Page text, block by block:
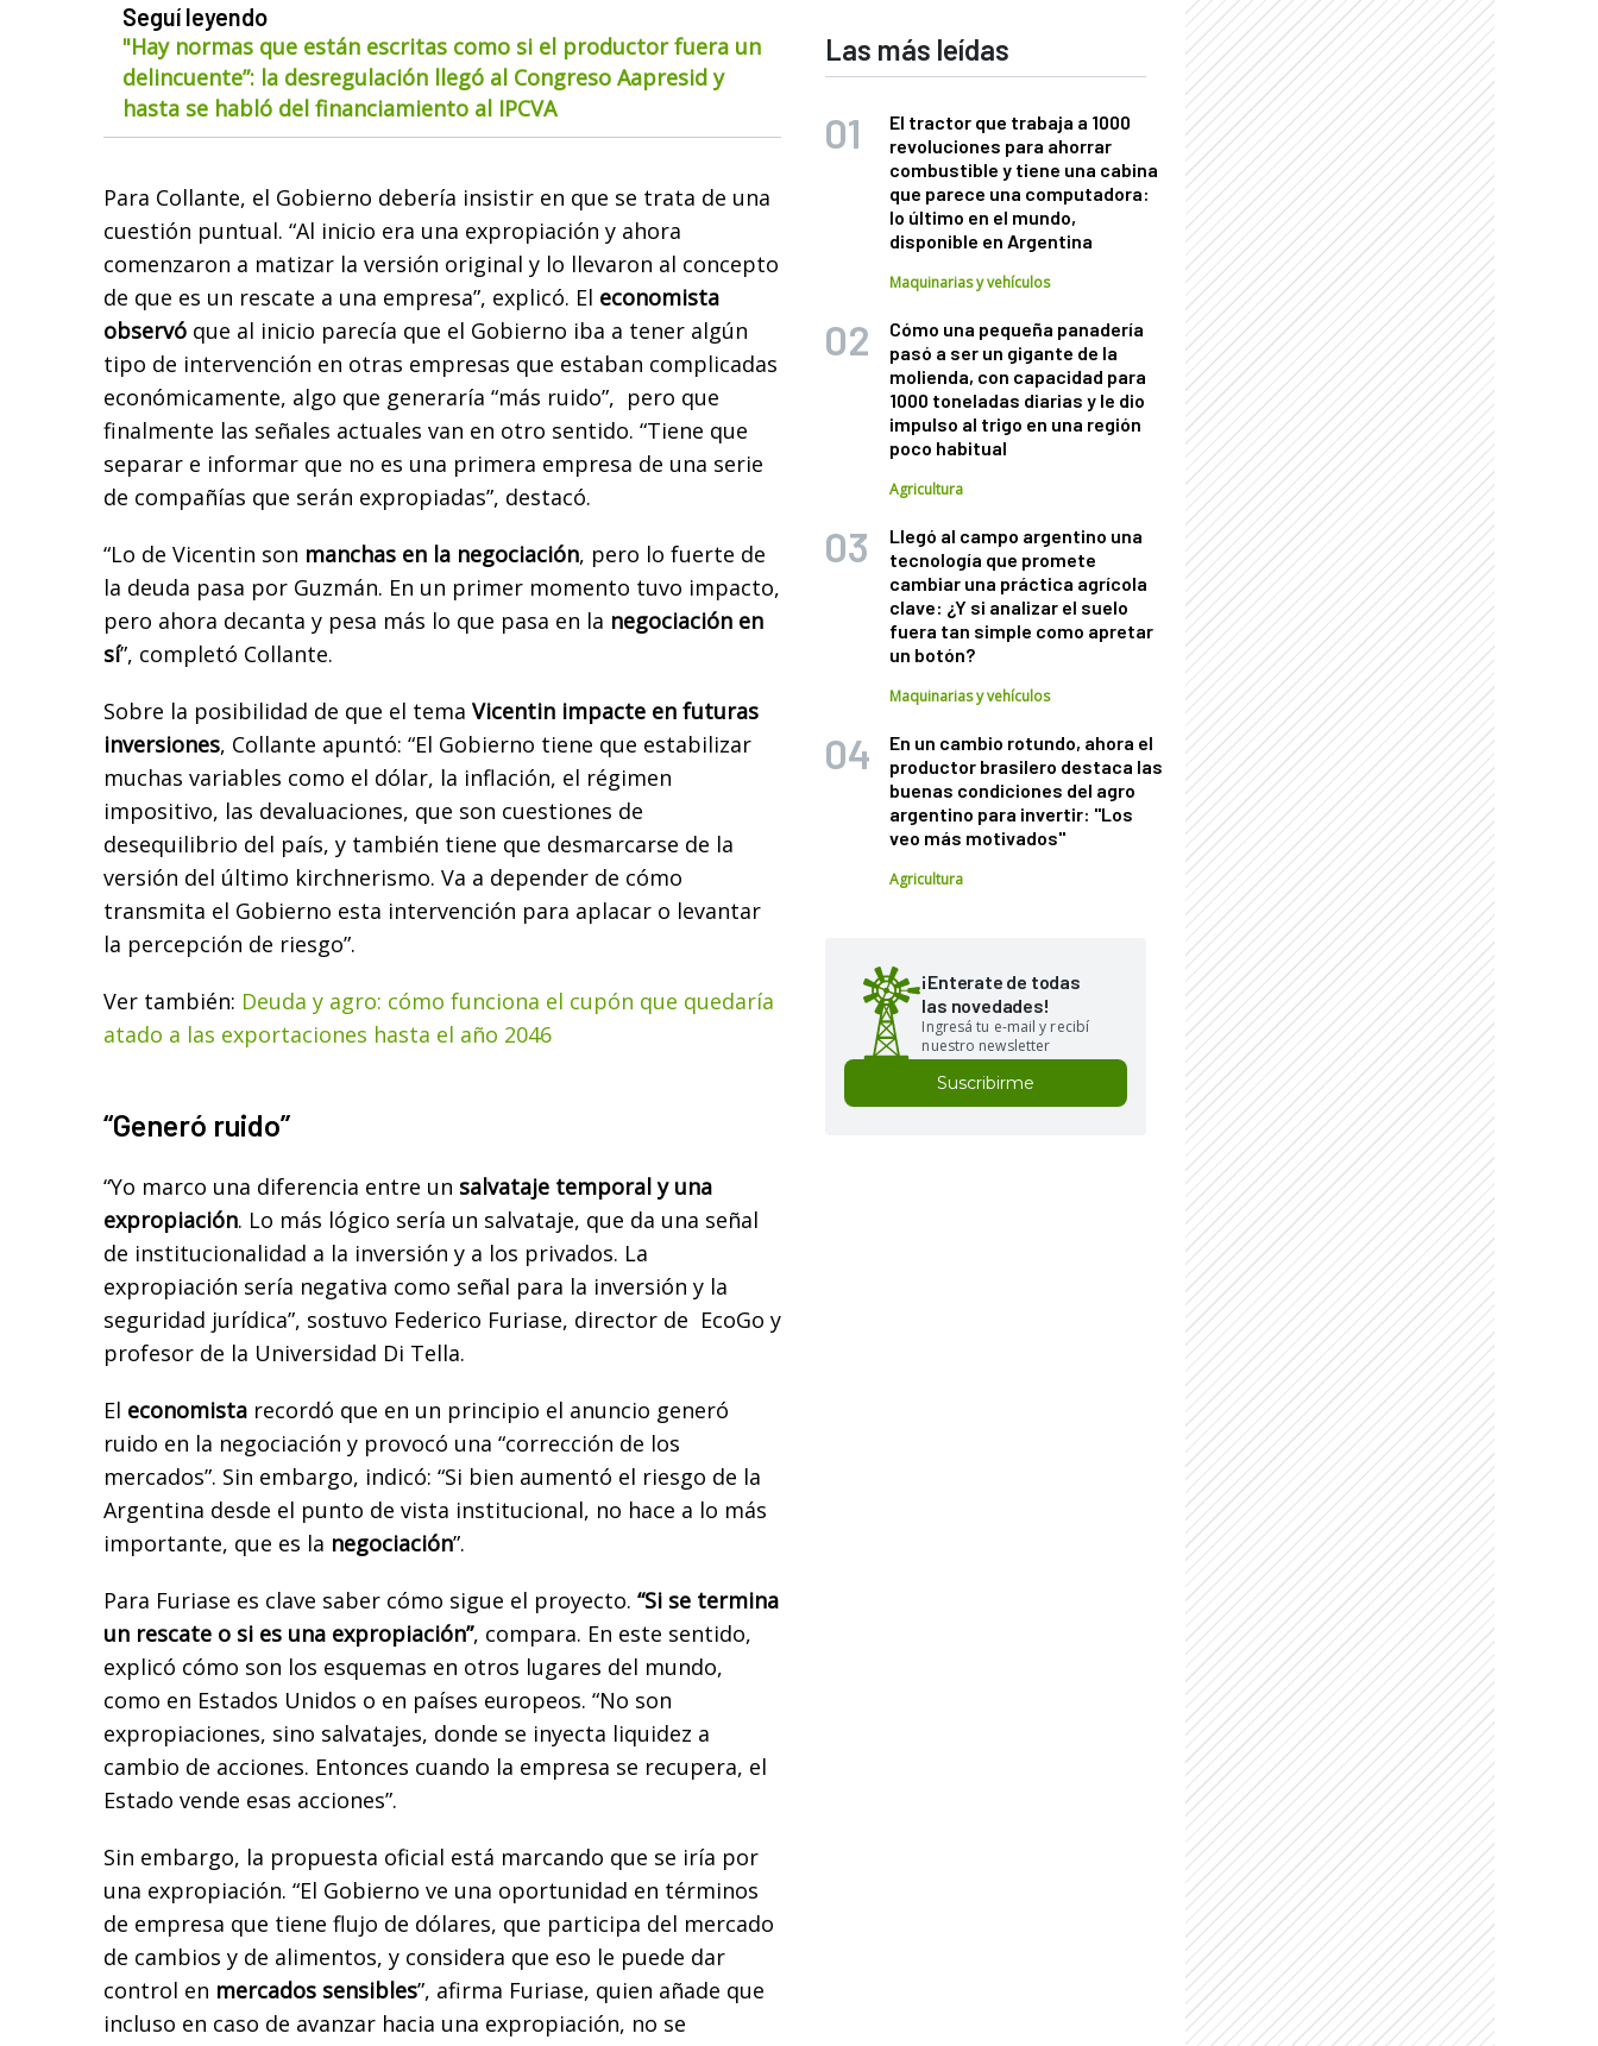
Seguí leyendo
"Hay normas que están escritas como si el productor fuera un
delincuente”: la desregulación llegó al Congreso Aapresid y
hasta se habló del financiamiento al IPCVA
Para Collante, el Gobierno debería insistir en que se trata de una
cuestión puntual. “Al inicio era una expropiación y ahora
comenzaron a matizar la versión original y lo llevaron al concepto
de que es un rescate a una empresa”, explicó. El economista
observó que al inicio parecía que el Gobierno iba a tener algún
tipo de intervención en otras empresas que estaban complicadas
económicamente, algo que generaría “más ruido”, pero que
finalmente las señales actuales van en otro sentido. “Tiene que
separar e informar que no es una primera empresa de una serie
de compañías que serán expropiadas”, destacó.
“Lo de Vicentin son manchas en la negociación, pero lo fuerte de
la deuda pasa por Guzmán. En un primer momento tuvo impacto,
pero ahora decanta y pesa más lo que pasa en la negociación en
sí”, completó Collante.
Sobre la posibilidad de que el tema Vicentin impacte en futuras
inversiones, Collante apuntó: “El Gobierno tiene que estabilizar
muchas variables como el dólar, la inflación, el régimen
impositivo, las devaluaciones, que son cuestiones de
desequilibrio del país, y también tiene que desmarcarse de la
versión del último kirchnerismo. Va a depender de cómo
transmita el Gobierno esta intervención para aplacar o levantar
la percepción de riesgo”.
Ver también: Deuda y agro: cómo funciona el cupón que quedaría
atado a las exportaciones hasta el año 2046
“Generó ruido”
“Yo marco una diferencia entre un salvataje temporal y una
expropiación. Lo más lógico sería un salvataje, que da una señal
de institucionalidad a la inversión y a los privados. La
expropiación sería negativa como señal para la inversión y la
seguridad jurídica”, sostuvo Federico Furiase, director de EcoGo y
profesor de la Universidad Di Tella.
El economista recordó que en un principio el anuncio generó
ruido en la negociación y provocó una “corrección de los
mercados”. Sin embargo, indicó: “Si bien aumentó el riesgo de la
Argentina desde el punto de vista institucional, no hace a lo más
importante, que es la negociación”.
Para Furiase es clave saber cómo sigue el proyecto. “Si se termina
un rescate o si es una expropiación”, compara. En este sentido,
explicó cómo son los esquemas en otros lugares del mundo,
como en Estados Unidos o en países europeos. “No son
expropiaciones, sino salvatajes, donde se inyecta liquidez a
cambio de acciones. Entonces cuando la empresa se recupera, el
Estado vende esas acciones”.
Sin embargo, la propuesta oficial está marcando que se iría por
una expropiación. “El Gobierno ve una oportunidad en términos
de empresa que tiene flujo de dólares, que participa del mercado
de cambios y de alimentos, y considera que eso le puede dar
control en mercados sensibles”, afirma Furiase, quien añade que
incluso en caso de avanzar hacia una expropiación, no se
Las más leídas
El tractor que trabaja a 1000
revoluciones para ahorrar
combustible y tiene una cabina
que parece una computadora:
lo último en el mundo,
disponible en Argentina
Maquinarias y vehículos
Cómo una pequeña panadería
pasó a ser un gigante de la
molienda, con capacidad para
1000 toneladas diarias y le dio
impulso al trigo en una región
poco habitual
Agricultura
Llegó al campo argentino una
tecnología que promete
cambiar una práctica agrícola
clave: ¿Y si analizar el suelo
fuera tan simple como apretar
un botón?
Maquinarias y vehículos
En un cambio rotundo, ahora el
productor brasilero destaca las
buenas condiciones del agro
argentino para invertir: "Los
veo más motivados"
Agricultura
¡Enterate de todas
las novedades!
Ingresá tu e-mail y recibí
nuestro newsletter
Suscribirme